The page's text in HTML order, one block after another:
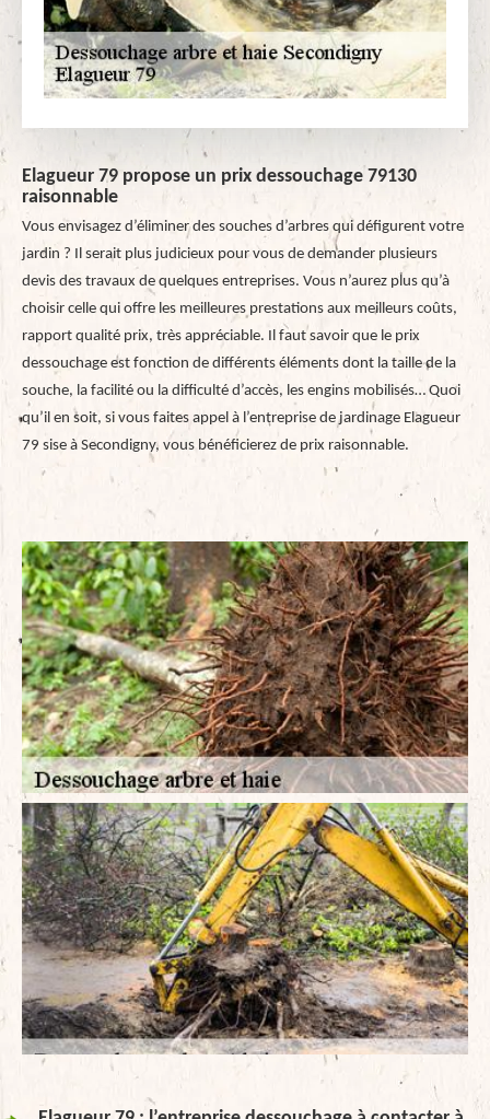
Elagueur 79 propose un prix dessouchage 79130
raisonnable
Vous envisagez d’éliminer des souches d’arbres qui défigurent votre
jardin ? Il serait plus judicieux pour vous de demander plusieurs
devis des travaux de quelques entreprises. Vous n’aurez plus qu’à
choisir celle qui offre les meilleures prestations aux meilleurs coûts,
rapport qualité prix, très appréciable. Il faut savoir que le prix
dessouchage est fonction de différents éléments dont la taille de la
souche, la facilité ou la difficulté d’accès, les engins mobilisés… Quoi
qu’il en soit, si vous faites appel à l’entreprise de jardinage Elagueur
79 sise à Secondigny, vous bénéficierez de prix raisonnable.